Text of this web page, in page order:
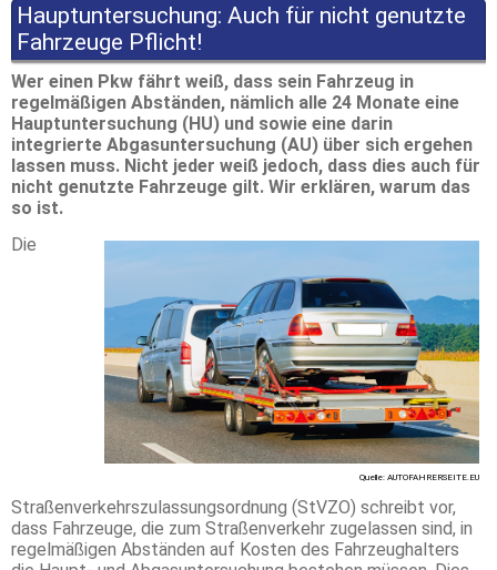
Hauptuntersuchung: Auch für nicht genutzte
Fahrzeuge Pflicht!
Wer einen Pkw fährt weiß, dass sein Fahrzeug in
regelmäßigen Abständen, nämlich alle 24 Monate eine
Hauptuntersuchung (HU) und sowie eine darin
integrierte Abgasuntersuchung (AU) über sich ergehen
lassen muss. Nicht jeder weiß jedoch, dass dies auch für
nicht genutzte Fahrzeuge gilt. Wir erklären, warum das
so ist.
Quelle: AUTOFAHRERSEITE.EU
Die
Straßenverkehrszulassungsordnung (StVZO) schreibt vor,
dass Fahrzeuge, die zum Straßenverkehr zugelassen sind, in
regelmäßigen Abständen auf Kosten des Fahrzeughalters